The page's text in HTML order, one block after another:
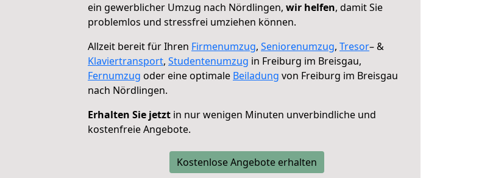
ein gewerblicher Umzug nach Nördlingen, wir helfen, damit Sie
problemlos und stressfrei umziehen können.
Allzeit bereit für Ihren Firmenumzug, Seniorenumzug, Tresor– &
Klaviertransport, Studentenumzug in Freiburg im Breisgau,
Fernumzug oder eine optimale Beiladung von Freiburg im Breisgau
nach Nördlingen.
Erhalten Sie jetzt in nur wenigen Minuten unverbindliche und
kostenfreie Angebote.
Kostenlose Angebote erhalten